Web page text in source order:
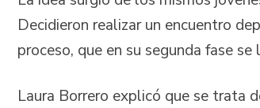
Decidieron realizar un encuentro
proceso, que en su segunda fase
Laura Borrero explicó que se trata